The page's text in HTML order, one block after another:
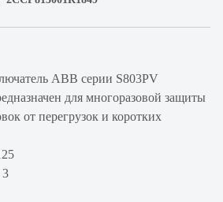
ABB серии S803PV
для многоразовой защиты
от перегрузок и коротких
3